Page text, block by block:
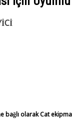
olarak Cat